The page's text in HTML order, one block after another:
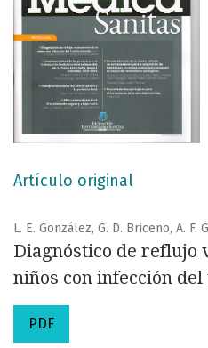
Artículo original
L. E. González, G. D. Briceño, A. F.
Diagnóstico de reflujo
niños con infección
PDF